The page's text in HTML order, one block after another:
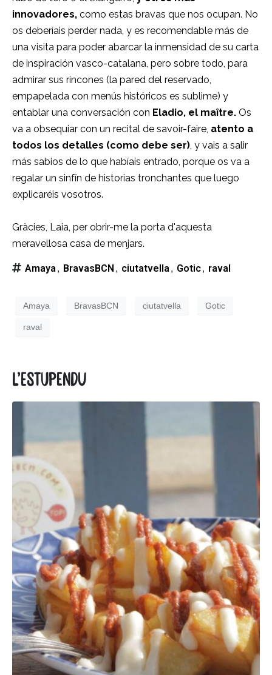
innovadores, como estas bravas que nos ocupan. No
os deberíais perder nada, y es recomendable más de
una visita para poder abarcar la inmensidad de su carta
de inspiración vasco-catalana, pero sobre todo, para
admirar sus rincones (la pared del reservado,
empapelada con menús históricos es sublime) y
entablar una conversación con Eladio, el maître. Os
va a obsequiar con un recital de savoir-faire, atento a
todos los detalles (como debe ser), y vais a salir
más sabios de lo que habíais entrado, porque os va a
regalar un sinfín de historias tronchantes que luego
explicaréis vosotros.
Gràcies, Laia, per obrir-me la porta d'aquesta
meravellosa casa de menjars.
Amaya, BravasBCN , ciutatvella, Gotic, raval
Amaya BravasBCN ciutatvella Gotic
raval
L’estupendu